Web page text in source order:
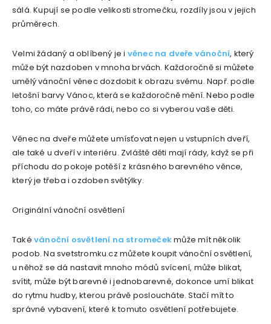
sálá. Kupují se podle velikosti stromečku, rozdíly jsou v jejich
průměrech.
Velmi žádaný a oblíbený je i věnec na dveře vánoční, který
může být nazdoben v mnoha brvách. Každoročně si můžete
umělý vánoční věnec dozdobit k obrazu svému. Např. podle
letošní barvy Vánoc, která se každoročně mění. Nebo podle
toho, co máte právě rádi, nebo co si vyberou vaše děti.
Věnec na dveře můžete umísťovat nejen u vstupních dveří,
ale také u dveří v interiéru. Zvláště děti mají rády, když se při
příchodu do pokoje potěší z krásného barevného věnce,
který je třeba i ozdoben světýlky.
Originální vánoční osvětlení
Také vánoční osvětlení na stromečekmůže mít několik
podob. Na svetstromku.cz můžete koupit vánoční osvětlení,
u něhož se dá nastavit mnoho módů svícení, může blikat,
svítit, může být barevné i jednobarevné, dokonce umí blikat
do rytmu hudby, kterou právě posloucháte. Stačí mít to
správné vybavení, které k tomuto osvětlení potřebujete.